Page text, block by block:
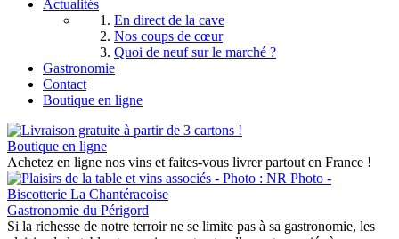
Actualités
En direct de la cave
Nos coups de cœur
Quoi de neuf sur le marché ?
Gastronomie
Contact
Boutique en ligne
Boutique en ligne
Achetez en ligne nos vins et faites-vous livrer partout en France !
Gastronomie du Périgord
Si la richesse de notre terroir ne se limite pas à sa gastronomie, les